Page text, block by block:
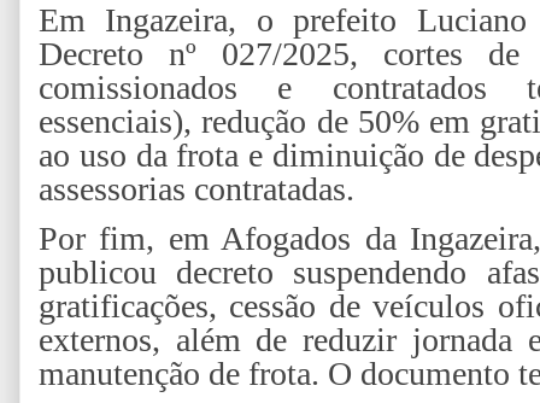
Em Ingazeira, o prefeito
Decreto nº 027/2025, cortes
comissionados e contratados
essenciais), redução de 50% em
ao uso da frota e diminuição de
assessorias contratadas.
Por fim, em Afogados da
publicou decreto suspendendo
gratificações, cessão de veículos
externos, além de reduzir jornada
manutenção de frota. O documento